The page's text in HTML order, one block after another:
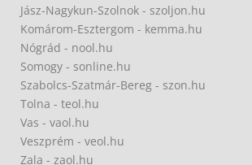
Jász-Nagykun-Szolnok - szoljon.hu
Komárom-Esztergom - kemma.hu
Nógrád - nool.hu
Somogy - sonline.hu
Szabolcs-Szatmár-Bereg - szon.hu
Tolna - teol.hu
Vas - vaol.hu
Veszprém - veol.hu
Zala - zaol.hu